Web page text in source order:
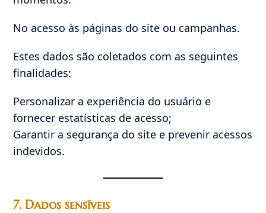
No acesso às páginas do site ou campanhas.
Estes dados são coletados com as seguintes
finalidades:
Personalizar a experiência do usuário e
fornecer estatísticas de acesso;
Garantir a segurança do site e prevenir acessos
indevidos.
7. Dados sensíveis